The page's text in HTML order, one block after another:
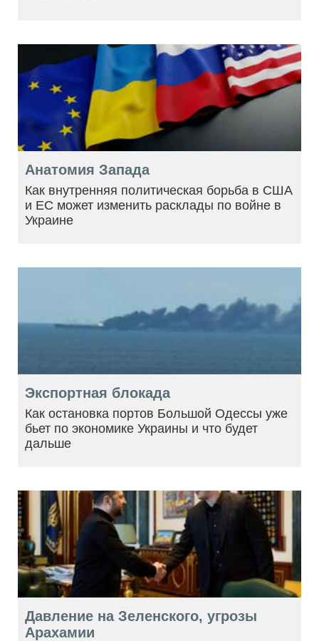
Анатомия Запада
Как внутренняя политическая борьба в США
и ЕС может изменить расклады по войне в
Украине
Экспортная блокада
Как остановка портов Большой Одессы уже
бьет по экономике Украины и что будет
дальше
Давление на Зеленского, угрозы
Арахамии